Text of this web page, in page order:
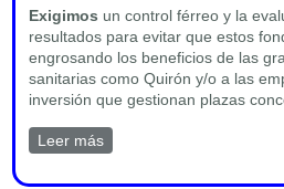
Exigimos un control férreo y la
resultados para evitar que estos
engrosando los beneficios de las
sanitarias como Quirón y/o a las
inversión que gestionan plazas
Leer mássobre Comunicado sobre